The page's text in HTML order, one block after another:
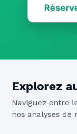
Explorez
Naviguez entre
nos analyses de